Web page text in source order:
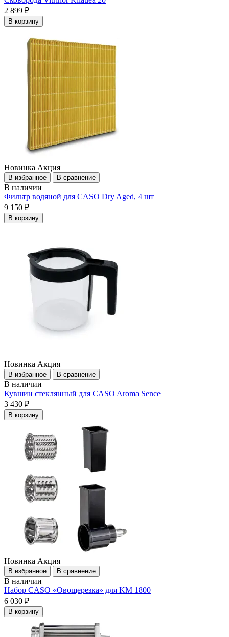
2 899 ₽
В корзину
Новинка Акция
В избранное В сравнение
В наличии
Фильтр водяной для CASO Dry Aged, 4 шт
9 150 ₽
В корзину
Новинка Акция
В избранное В сравнение
В наличии
Кувшин стеклянный для CASO Aroma Sence
3 430 ₽
В корзину
Новинка Акция
В избранное В сравнение
В наличии
Набор CASO «Овощерезка» для KM 1800
6 030 ₽
В корзину